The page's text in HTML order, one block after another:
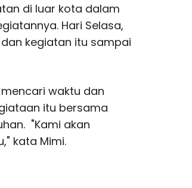
di luar kota dalam
Hari Selasa,
kegiatan itu sampai
waktu dan
itu bersama
"Kami akan
kata Mimi.